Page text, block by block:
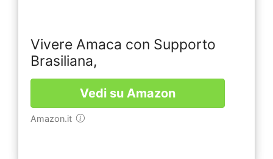
Vivere Amaca con Supporto
Brasiliana,
Vedi su Amazon
Amazon.it